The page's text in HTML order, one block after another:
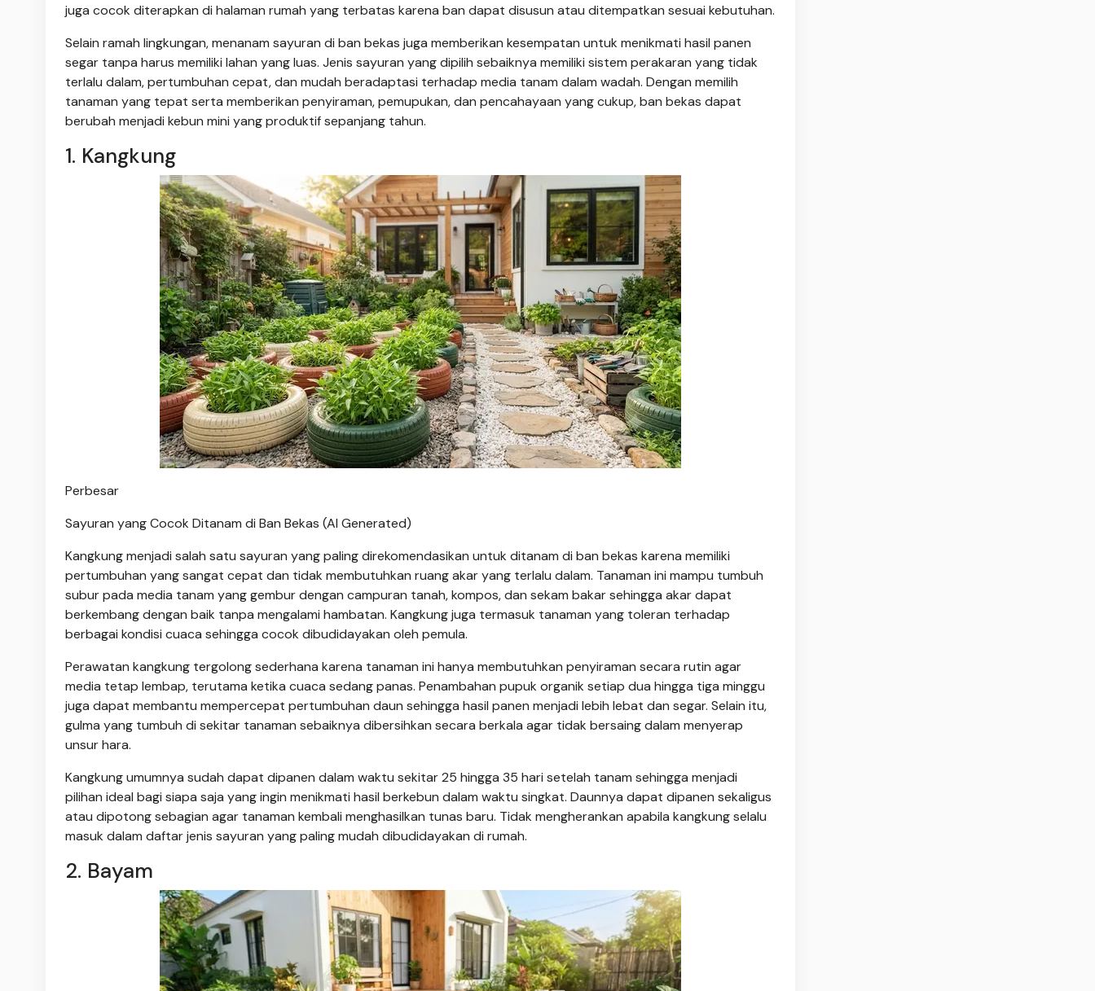
juga cocok diterapkan di halaman rumah yang terbatas karena ban dapat disusun atau ditempatkan sesuai kebutuhan.
Selain ramah lingkungan, menanam sayuran di ban bekas juga memberikan kesempatan untuk menikmati hasil panen
segar tanpa harus memiliki lahan yang luas. Jenis sayuran yang dipilih sebaiknya memiliki sistem perakaran yang tidak
terlalu dalam, pertumbuhan cepat, dan mudah beradaptasi terhadap media tanam dalam wadah. Dengan memilih
tanaman yang tepat serta memberikan penyiraman, pemupukan, dan pencahayaan yang cukup, ban bekas dapat
berubah menjadi kebun mini yang produktif sepanjang tahun.
1. Kangkung
Perbesar
Sayuran yang Cocok Ditanam di Ban Bekas (AI Generated)
Kangkung menjadi salah satu sayuran yang paling direkomendasikan untuk ditanam di ban bekas karena memiliki
pertumbuhan yang sangat cepat dan tidak membutuhkan ruang akar yang terlalu dalam. Tanaman ini mampu tumbuh
subur pada media tanam yang gembur dengan campuran tanah, kompos, dan sekam bakar sehingga akar dapat
berkembang dengan baik tanpa mengalami hambatan. Kangkung juga termasuk tanaman yang toleran terhadap
berbagai kondisi cuaca sehingga cocok dibudidayakan oleh pemula.
Perawatan kangkung tergolong sederhana karena tanaman ini hanya membutuhkan penyiraman secara rutin agar
media tetap lembap, terutama ketika cuaca sedang panas. Penambahan pupuk organik setiap dua hingga tiga minggu
juga dapat membantu mempercepat pertumbuhan daun sehingga hasil panen menjadi lebih lebat dan segar. Selain itu,
gulma yang tumbuh di sekitar tanaman sebaiknya dibersihkan secara berkala agar tidak bersaing dalam menyerap
unsur hara.
Kangkung umumnya sudah dapat dipanen dalam waktu sekitar 25 hingga 35 hari setelah tanam sehingga menjadi
pilihan ideal bagi siapa saja yang ingin menikmati hasil berkebun dalam waktu singkat. Daunnya dapat dipanen sekaligus
atau dipotong sebagian agar tanaman kembali menghasilkan tunas baru. Tidak mengherankan apabila kangkung selalu
masuk dalam daftar jenis sayuran yang paling mudah dibudidayakan di rumah.
2. Bayam